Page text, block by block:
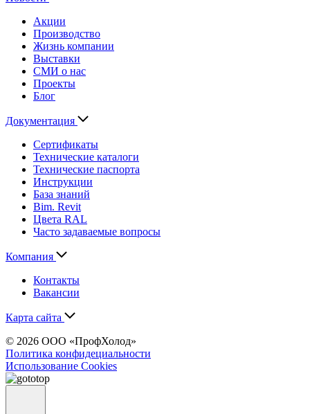
Акции
Производство
Жизнь компании
Выставки
СМИ о нас
Проекты
Блог
Документация
Сертификаты
Технические каталоги
Технические паспорта
Инструкции
База знаний
Bim. Revit
Цвета RAL
Часто задаваемые вопросы
Компания
Контакты
Вакансии
Карта сайта
© 2026 ООО «ПрофХолод»
Политика конфидециальности
Использование Cookies